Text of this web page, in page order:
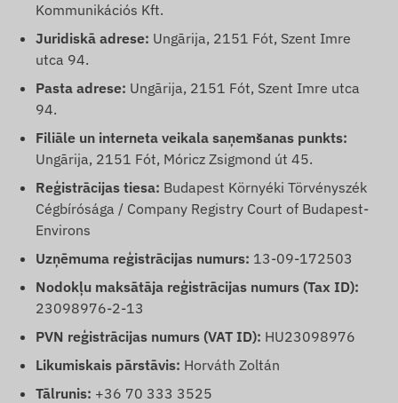
Kommunikációs Kft.
Juridiskā adrese: Ungārija, 2151 Fót, Szent Imre
utca 94.
Pasta adrese: Ungārija, 2151 Fót, Szent Imre utca
94.
Filiāle un interneta veikala saņemšanas punkts:
Ungārija, 2151 Fót, Móricz Zsigmond út 45.
Reģistrācijas tiesa: Budapest Környéki Törvényszék
Cégbírósága / Company Registry Court of Budapest-
Environs
Uzņēmuma reģistrācijas numurs: 13-09-172503
Nodokļu maksātāja reģistrācijas numurs (Tax ID):
23098976-2-13
PVN reģistrācijas numurs (VAT ID): HU23098976
Likumiskais pārstāvis: Horváth Zoltán
Tālrunis: +36 70 333 3525